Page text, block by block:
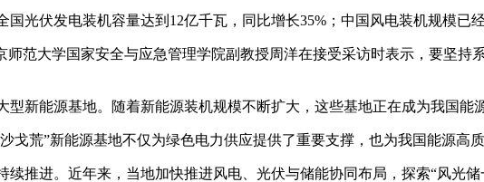
伏发电装机容量达到12亿千瓦，同比增长35%；中国风电装机规模已
大学国家安全与应急管理学院副教授周洋在接受采访时表示，要坚持
能源基地。随着新能源装机规模不断扩大，这些基地正在成为我国能
荒”新能源基地不仅为绿色电力供应提供了重要支撑，也为我国能源高质
进。近年来，当地加快推进风电、光伏与储能协同布局，探索“风光